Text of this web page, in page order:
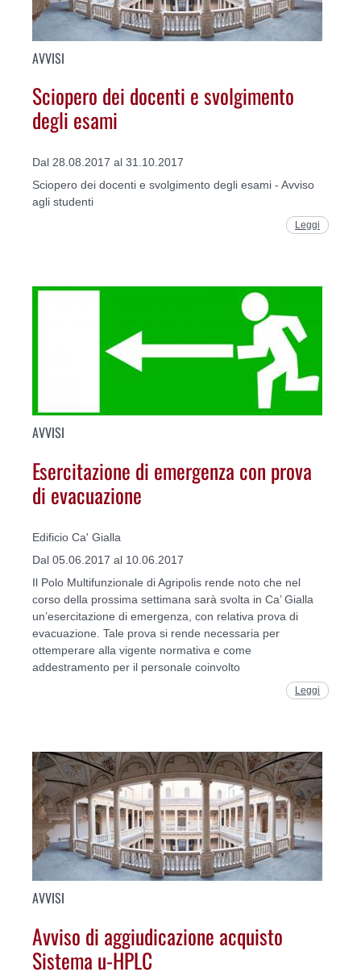
AVVISI
Sciopero dei docenti e svolgimento
degli esami
Dal 28.08.2017 al 31.10.2017
Sciopero dei docenti e svolgimento degli esami - Avviso
agli studenti
Leggi
AVVISI
Esercitazione di emergenza con prova
di evacuazione
Edificio Ca' Gialla
Dal 05.06.2017 al 10.06.2017
Il Polo Multifunzionale di Agripolis rende noto che nel
corso della prossima settimana sarà svolta in Ca’ Gialla
un’esercitazione di emergenza, con relativa prova di
evacuazione. Tale prova si rende necessaria per
ottemperare alla vigente normativa e come
addestramento per il personale coinvolto
Leggi
AVVISI
Avviso di aggiudicazione acquisto
Sistema u-HPLC